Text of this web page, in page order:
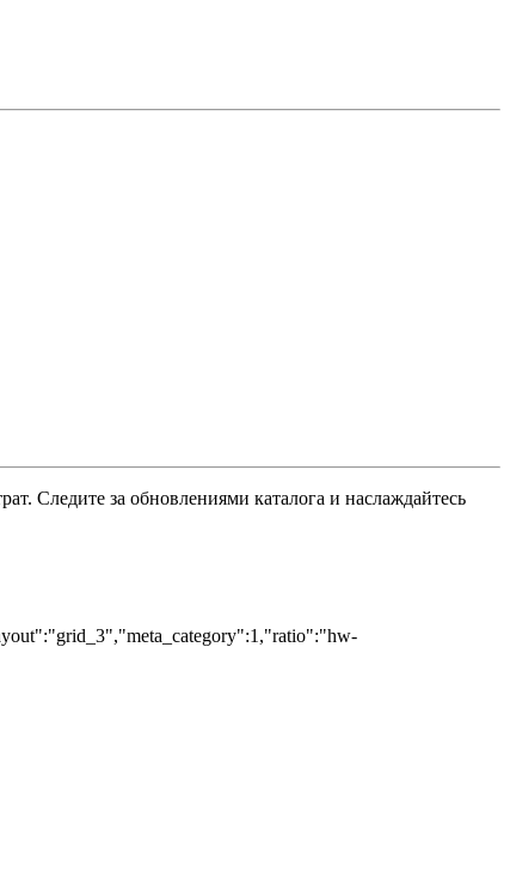
Следите за обновлениями каталога и наслаждайтесь